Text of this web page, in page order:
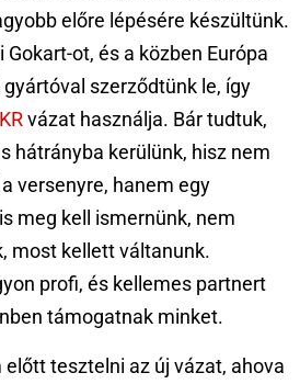
előre lépésére készültünk.
ot, és a közben Európa
szerződtünk le, így
vázat használja. Bár tudtuk,
hátrányba kerülünk, hisz nem
versenyre, hanem egy
meg kell ismernünk, nem
most kellett váltanunk.
profi, és kellemes partnert
támogatnak minket.
tesztelni az új vázat, ahova